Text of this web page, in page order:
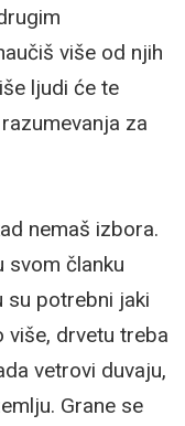
više od njih
ljudi će te
za
nemaš izbora.
svom članku
su potrebni jaki
više, drvetu treba
vetrovi duvaju,
Grane se